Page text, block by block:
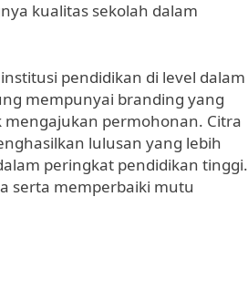
kualitas sekolah dalam
pendidikan di level dalam
mempunyai branding yang
permohonan. Citra
lulusan yang lebih
peringkat pendidikan tinggi.
serta memperbaiki mutu